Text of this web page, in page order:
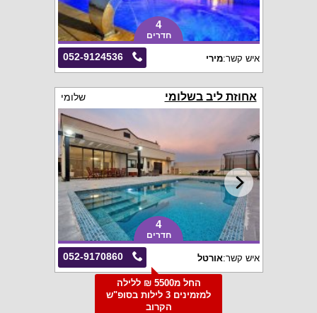
4
חדרים
052-9124536 איש קשר:מירי
אחוזת ליב בשלומי שלומי
4
חדרים
052-9170860 איש קשר:אורטל
החל מ5500 ₪ ללילה
למזמינים 3 לילות בסופ"ש
הקרוב